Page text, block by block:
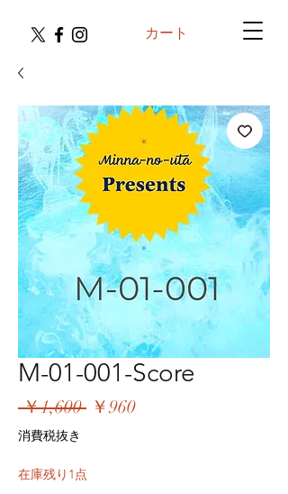
カート
M-01-001-Score
￥1,600 通
格
￥960セ
消費税抜き
在庫残り1点